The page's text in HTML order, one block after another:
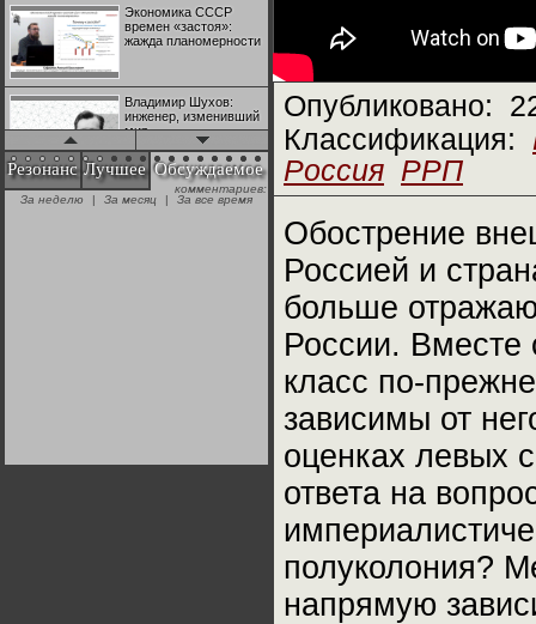
Экономика СССР
времен «застоя»:
жажда планомерности
Владимир Шухов:
инженер, изменивший
мир
"Аркадий Коц" на
эгалите-фесте "Не
Резонанс Лучшее Обсуждаемое
комментариев:
За неделю
| За месяц | За все время
Опубликовано:
Классификация:
Россия РРП
Обострение
Россией и
больше
России. Вместе
класс по-
зависимы от
оценках левых
ответа на
полуколония?
напрямую